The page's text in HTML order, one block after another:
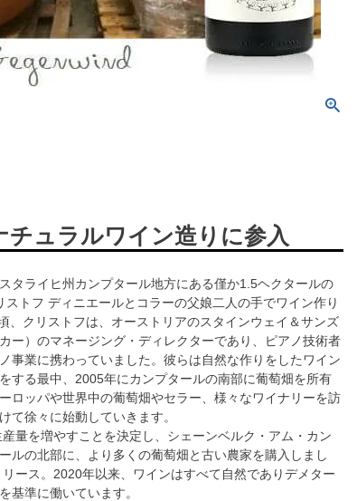
チュラルワイン造りに参入
タライヒ州カンプタール地方にある僅か1.5ヘクタールの
ストフ ディニエールとコラーの父娘二人の手でワイン作り
、クリストフは、オーストリアのスタインウェイ＆サンズ
ー）のマネージング・ディレクターであり、ピアノ技術者
事業に携わっていました。彼らは自然な作りをしたワイン
する最中、2005年にカンプタールの南部に葡萄畑を所有
ロッパや世界中の葡萄畑やセラー、様々なワイナリーを訪
て徐々に始動していきます。
量を増やすことを決定し、シェーンベルク・アム・カン
ルの北部に、より多くの葡萄畑と古い農家を購入しまし
ース。2020年以来、ワインはすべて自然でありデメター
基準に働いています。